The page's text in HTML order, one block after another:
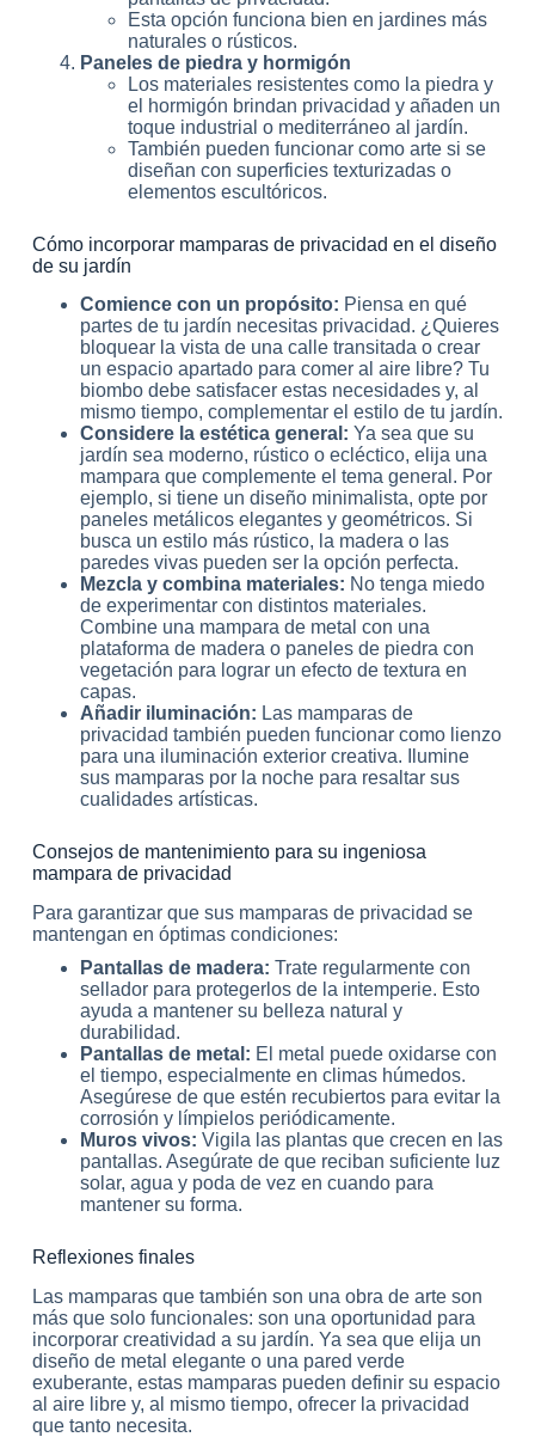
Esta opción funciona bien en jardines más
naturales o rústicos.
Paneles de piedra y hormigón
Los materiales resistentes como la piedra y
el hormigón brindan privacidad y añaden un
toque industrial o mediterráneo al jardín.
También pueden funcionar como arte si se
diseñan con superficies texturizadas o
elementos escultóricos.
Cómo incorporar mamparas de privacidad en el diseño
de su jardín
Comience con un propósito: Piensa en qué
partes de tu jardín necesitas privacidad. ¿Quieres
bloquear la vista de una calle transitada o crear
un espacio apartado para comer al aire libre? Tu
biombo debe satisfacer estas necesidades y, al
mismo tiempo, complementar el estilo de tu jardín.
Considere la estética general: Ya sea que su
jardín sea moderno, rústico o ecléctico, elija una
mampara que complemente el tema general. Por
ejemplo, si tiene un diseño minimalista, opte por
paneles metálicos elegantes y geométricos. Si
busca un estilo más rústico, la madera o las
paredes vivas pueden ser la opción perfecta.
Mezcla y combina materiales: No tenga miedo
de experimentar con distintos materiales.
Combine una mampara de metal con una
plataforma de madera o paneles de piedra con
vegetación para lograr un efecto de textura en
capas.
Añadir iluminación: Las mamparas de
privacidad también pueden funcionar como lienzo
para una iluminación exterior creativa. Ilumine
sus mamparas por la noche para resaltar sus
cualidades artísticas.
Consejos de mantenimiento para su ingeniosa
mampara de privacidad
Para garantizar que sus mamparas de privacidad se
mantengan en óptimas condiciones:
Pantallas de madera: Trate regularmente con
sellador para protegerlos de la intemperie. Esto
ayuda a mantener su belleza natural y
durabilidad.
Pantallas de metal: El metal puede oxidarse con
el tiempo, especialmente en climas húmedos.
Asegúrese de que estén recubiertos para evitar la
corrosión y límpielos periódicamente.
Muros vivos: Vigila las plantas que crecen en las
pantallas. Asegúrate de que reciban suficiente luz
solar, agua y poda de vez en cuando para
mantener su forma.
Reflexiones finales
Las mamparas que también son una obra de arte son
más que solo funcionales: son una oportunidad para
incorporar creatividad a su jardín. Ya sea que elija un
diseño de metal elegante o una pared verde
exuberante, estas mamparas pueden definir su espacio
al aire libre y, al mismo tiempo, ofrecer la privacidad
que tanto necesita.